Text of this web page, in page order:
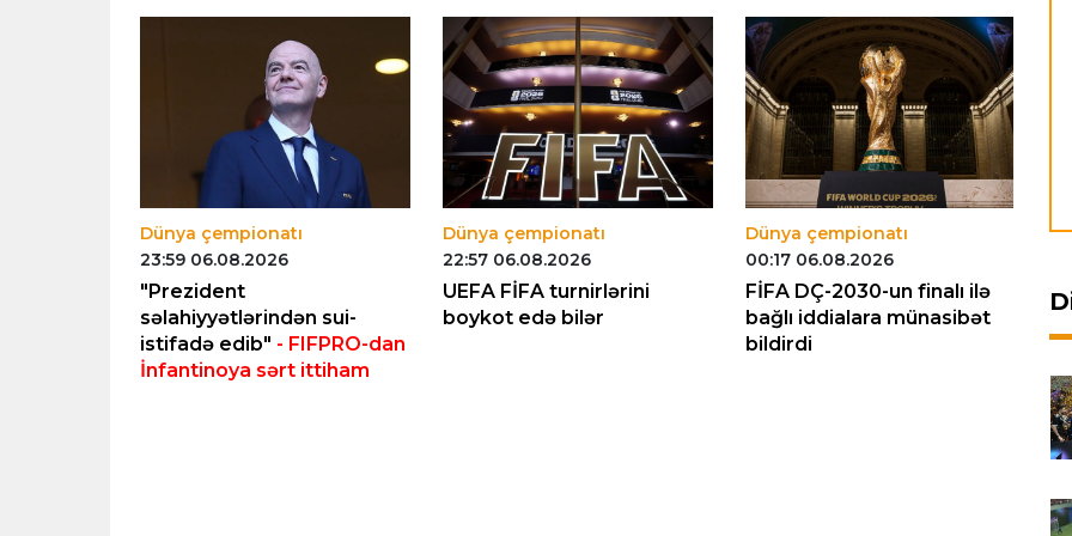
Dünya çempionatı
23:59 06.08.2026
"Prezident
səlahiyyətlərindən sui-
istifadə edib" - FIFPRO-dan
İnfantinoya sərt ittiham
Dünya çempionatı
22:57 06.08.2026
UEFA FİFA turnirlərini
boykot edə bilər
Dünya çempionatı
00:17 06.08.2026
FİFA DÇ-2030-un finalı ilə
bağlı iddialara münasibət
bildirdi